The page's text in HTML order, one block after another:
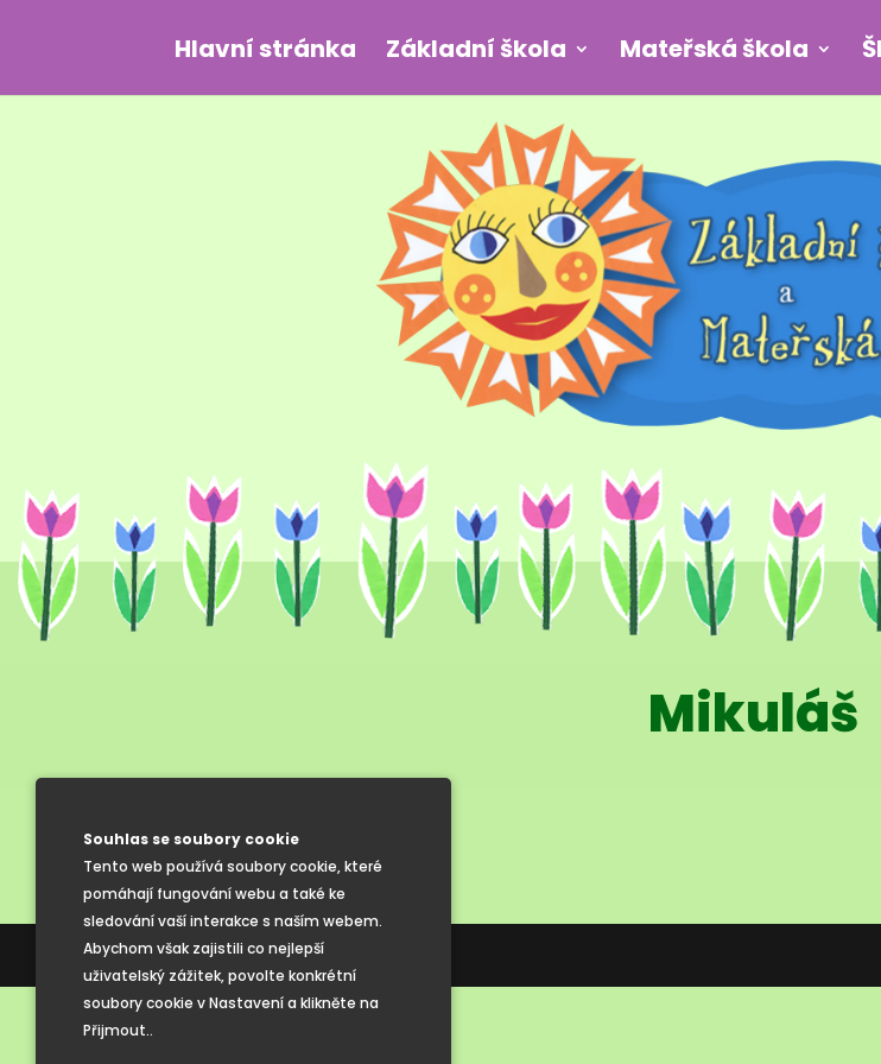
Souhlas se soubory cookie
Tento web používá soubory cookie, které
pomáhají fungování webu a také ke
sledování vaší interakce s naším webem.
Abychom však zajistili co nejlepší
uživatelský zážitek, povolte konkrétní
soubory cookie v Nastavení a klikněte na
Přijmout..
Hlavní stránka Základní škola Mateřská škola
Mikuláš
Tvorba webových stránek